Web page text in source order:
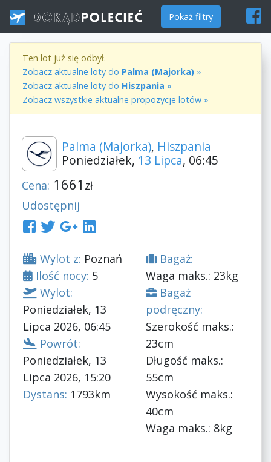
Pokaż filtry
Ten lot już się odbył.
Zobacz aktualne loty do Palma (Majorka) »
Zobacz aktualne loty do Hiszpania »
Zobacz wszystkie aktualne propozycje lotów »
Palma (Majorka), Hiszpania
Poniedziałek, 13 Lipca, 06:45
Cena: 1661 zł
Udostępnij
Wylot z: Poznań
Ilość nocy: 5
Wylot:
Poniedziałek, 13
Lipca 2026, 06:45
Powrót:
Poniedziałek, 13
Lipca 2026, 15:20
Dystans: 1793km
Bagaż:
Waga maks.: 23kg
Bagaż
podręczny:
Szerokość maks.:
23cm
Długość maks.:
55cm
Wysokość maks.:
40cm
Waga maks.: 8kg